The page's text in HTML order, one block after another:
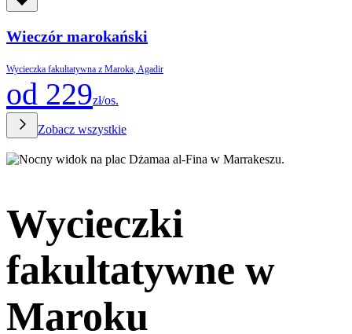
Wieczór marokański
Wycieczka fakultatywna z Maroka, Agadir
od 229zł/os.
Zobacz wszystkie
Wycieczki
fakultatywne w
Maroku